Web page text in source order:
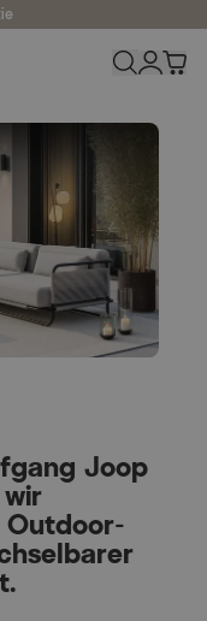
Joop
Joop
Outdoor-